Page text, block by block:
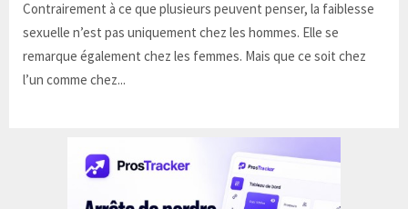
Contrairement à ce que plusieurs peuvent penser, la faiblesse
sexuelle n’est pas uniquement chez les hommes. Elle se
remarque également chez les femmes. Mais que ce soit chez
l’un comme chez...